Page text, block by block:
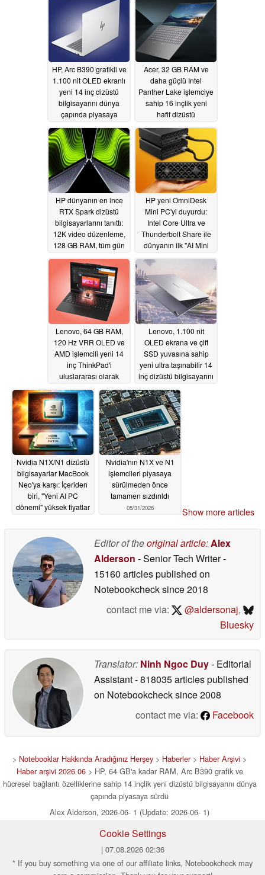
piyasaya sürdü
06/04/2026
HP, Arc B390 grafikli ve
1.100 nit OLED ekranlı
yeni 14 inç dizüstü
bilgisayarını dünya
çapında piyasaya
06/02/2026
Acer, 32 GB RAM ve
daha güçlü Intel
Panther Lake işlemciye
sahip 16 inçlik yeni
hafif dizüstü
çapında piyasaya
sürdü06/02/2026
HP dünyanın en ince
RTX Spark dizüstü
bilgisayarlarını tanıttı:
12K video düzenleme,
128 GB RAM, tüm gün
06/01/2026
HP yeni OmniDesk
Mini PC'yi duyurdu:
Intel Core Ultra ve
Thunderbolt Share ile
dünyanın ilk "AI Mini
06/01/2026
Lenovo, 64 GB RAM,
120 Hz VRR OLED ve
AMD işlemcili yeni 14
inç ThinkPad'i
uluslararası olarak
06/01/2026
Lenovo, 1.100 nit
OLED ekrana ve çift
SSD yuvasına sahip
yeni ultra taşınabilir 14
inç dizüstü bilgisayarını
piyasaya sürdü
06/01/2026
Nvidia N1X/N1 dizüstü
bilgisayarlar MacBook
Neo'ya karşı: İçeriden
biri, "Yeni AI PC
dönemi" yüksek fiyatlar
05/31/2026
Nvidia'nın N1X ve N1
işlemcileri piyasaya
sürülmeden önce
tamamen sızdırıldı
05/31/2026 Show more articles
Editor of theoriginal article:Alex
Alderson - Senior Tech Writer-
15160 articles published on
Notebookchecksince 2018
contact me via:
@aldersonaj,
Bluesky
Translator: Ninh Ngoc Duy- Editorial
Assistant- 818035 articles published
on Notebookchecksince 2008
contact me via:
Facebook
> Notebooklar Hakkında Aradığınız Herşey > Haberler> Haber Arşivi >
Haber arşivi 2026 06> HP, 64 GB'a kadar RAM, Arc B390 grafik ve
hücresel bağlantı özelliklerine sahip 14 inçlik yeni dizüstü bilgisayarını dünya
çapında piyasaya sürdü
Alex Alderson, 2026-06- 1 (Update: 2026-06- 1)
Cookie Settings
| 07.08.2026 02:36
* If you buy something via one of our affiliate links, Notebookcheck may